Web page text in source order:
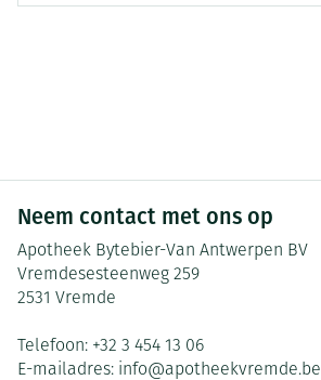
Neem contact met ons op
Apotheek Bytebier-Van Antwerpen BV
Vremdesesteenweg 259
2531 Vremde
Telefoon: +32 3 454 13 06
E-mailadres: info@apotheekvremde.be